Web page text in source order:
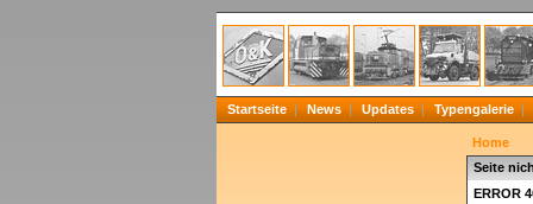
Startseite News Updates Typengalerie
Home
Seite
ERROR